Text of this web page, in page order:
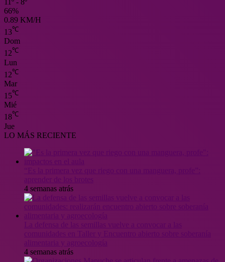
11º - 8º
66%
0.89 KM/H
13℃
Dom
12℃
Lun
12℃
Mar
15℃
Mié
18℃
Jue
LO MÁS RECIENTE
4 semanas atrás
4 semanas atrás